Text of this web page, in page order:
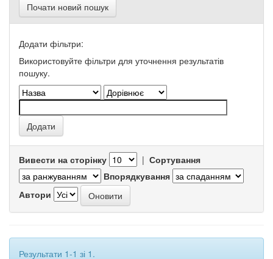
Почати новий пошук
Додати фільтри:
Використовуйте фільтри для уточнення результатів
пошуку.
Вивести на сторінку | Сортування
Впорядкування
Автори
Результати 1-1 зі 1.